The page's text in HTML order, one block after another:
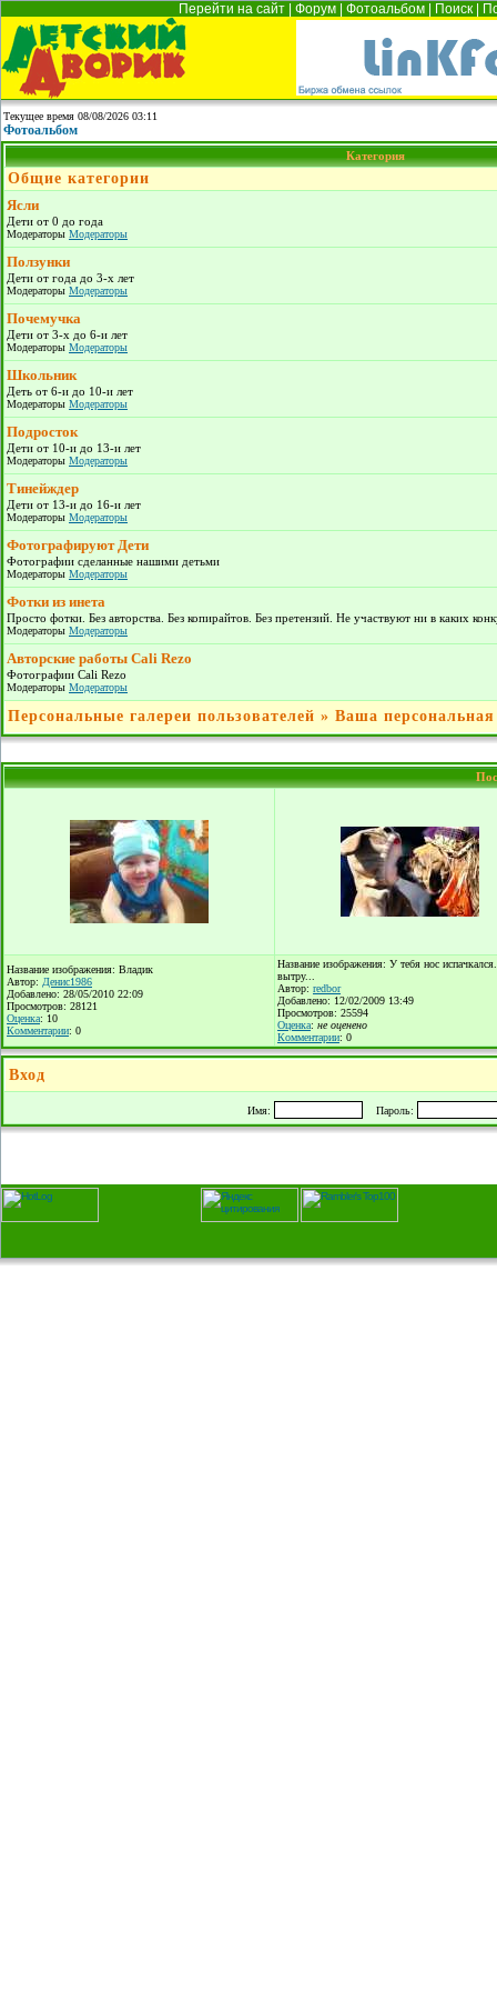
Перейти на сайт Форум Фотоальбом Поиск
Текущее время 08/08/2026 03:11
Фотоальбом
Категория
Общие категории
Ясли
Дети от 0 до года
Модераторы Модераторы
Ползунки
Дети от года до 3-х лет
Модераторы Модераторы
Почемучка
Дети от 3-х до 6-и лет
Модераторы Модераторы
Школьник
Деть от 6-и до 10-и лет
Модераторы Модераторы
Подросток
Дети от 10-и до 13-и лет
Модераторы Модераторы
Тинейждер
Дети от 13-и до 16-и лет
Модераторы Модераторы
Фотографируют Дети
Фотографии сделанные нашими детьми
Модераторы Модераторы
Фотки из инета
Просто фотки. Без авторства. Без копирайтов. Без претензий. Не участвуют ни в каких
Модераторы Модераторы
Авторские работы Cali Rezo
Фотографии Cali Rezo
Модераторы Модераторы
Персональные галереи пользователей » Ваша персональная
Название изображения: Владик
Автор: Денис1986
Добавлено: 28/05/2010 22:09
Просмотров: 28121
Оценка: 10
Комментарии: 0
Название изображения: У тебя нос
вытру...
Автор: redbor
Добавлено: 12/02/2009 13:49
Просмотров: 25594
Оценка: не оценено
Комментарии: 0
Вход
Имя: Пароль: